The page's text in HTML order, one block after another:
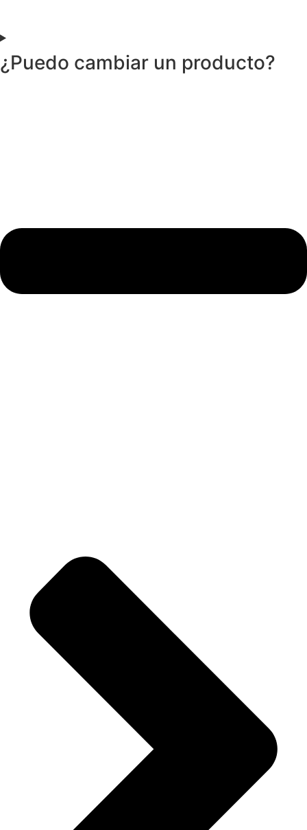
¿Puedo cambiar un producto?